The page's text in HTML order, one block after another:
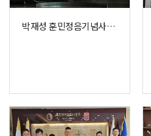
박재성 훈민정음기념사업회 이사장, 국방TV KFN ‘강군인사이드’ 특별강연 출연